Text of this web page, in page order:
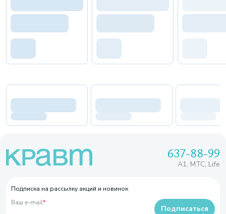
637-88-99
A1, МТС, Life
Подписка на рассылку акций и новинок
Ваш e-mail*
Подписаться